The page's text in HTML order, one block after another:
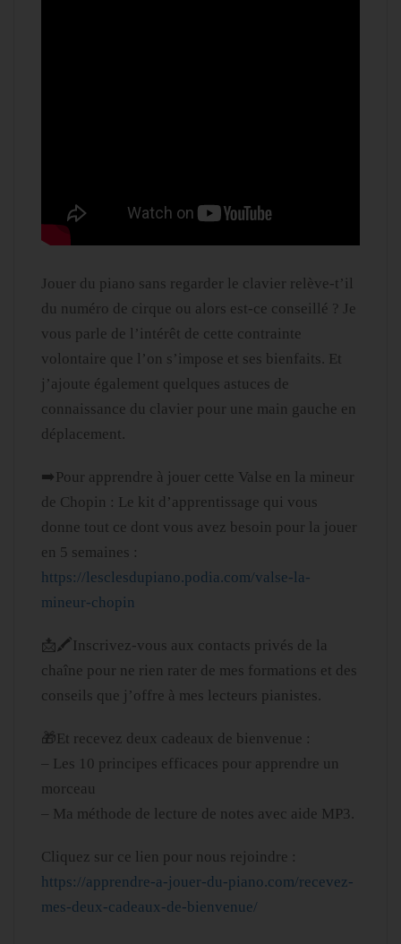
Jouer du piano sans regarder le clavier relève-t’il
du numéro de cirque ou alors est-ce conseillé ? Je
vous parle de l’intérêt de cette contrainte
volontaire que l’on s’impose et ses bienfaits. Et
j’ajoute également quelques astuces de
connaissance du clavier pour une main gauche en
déplacement.
➡️Pour apprendre à jouer cette Valse en la mineur
de Chopin : Le kit d’apprentissage qui vous
donne tout ce dont vous avez besoin pour la jouer
en 5 semaines :
https://lesclesdupiano.podia.com/valse-la-
mineur-chopin
📩🖍Inscrivez-vous aux contacts privés de la
chaîne pour ne rien rater de mes formations et des
conseils que j’offre à mes lecteurs pianistes.
🎁Et recevez deux cadeaux de bienvenue :
– Les 10 principes efficaces pour apprendre un
morceau
– Ma méthode de lecture de notes avec aide MP3.
Cliquez sur ce lien pour nous rejoindre :
https://apprendre-a-jouer-du-piano.com/recevez-
mes-deux-cadeaux-de-bienvenue/